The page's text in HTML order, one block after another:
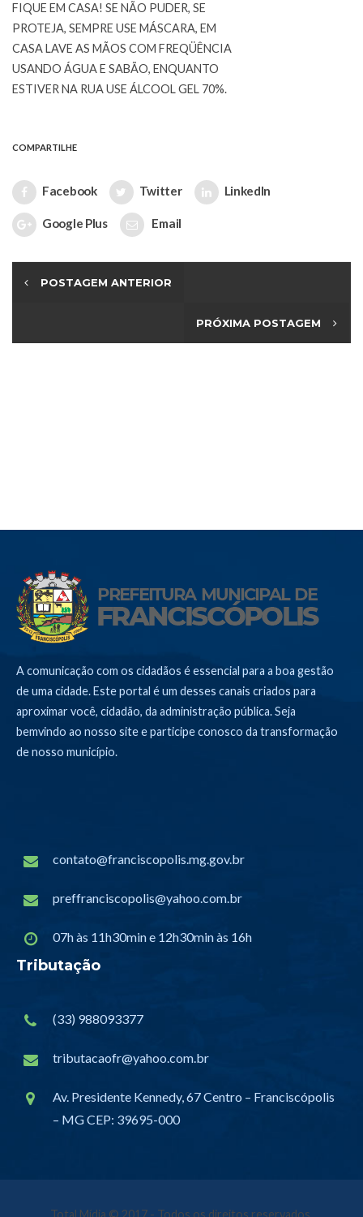
FIQUE EM CASA! SE NÃO PUDER, SE
PROTEJA, SEMPRE USE MÁSCARA, EM
CASA LAVE AS MÃOS COM FREQÜÊNCIA
USANDO ÁGUA E SABÃO, ENQUANTO
ESTIVER NA RUA USE ÁLCOOL GEL 70%.
COMPARTILHE
Facebook Twitter LinkedIn
Google Plus Email
POSTAGEM ANTERIOR
PRÓXIMA POSTAGEM
A comunicação com os cidadãos é essencial para a boa gestão
de uma cidade. Este portal é um desses canais criados para
aproximar você, cidadão, da administração pública. Seja
bemvindo ao nosso site e participe conosco da transformação
de nosso município.
contato@franciscopolis.mg.gov.br
preffranciscopolis@yahoo.com.br
07h às 11h30min e 12h30min às 16h
Tributação
(33) 988093377
tributacaofr@yahoo.com.br
Av. Presidente Kennedy, 67 Centro – Franciscópolis
– MG CEP: 39695-000
Total Mídia © 2017 - Todos os direitos reservados.